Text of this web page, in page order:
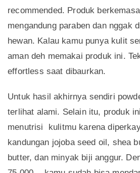
recommended. Produk
mengandung paraben dan nggak
hewan. Kalau kamu punya kulit
aman deh memakai produk ini.
effortless saat dibaurkan.
Untuk hasil akhirnya sendiri
terlihat alami. Selain itu, produk
menutrisi kulitmu karena
kandungan jojoba seed oil, shea
butter, dan minyak biji anggur.